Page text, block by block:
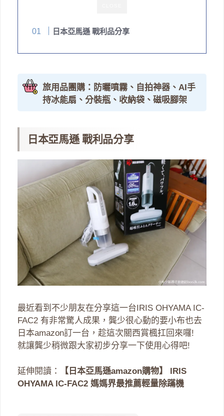
日本亞馬遜 戰利品分享
旅用品團購：防曬噴霧、自拍神器、AI手
持冰能扇、分裝瓶、收納袋、磁吸腳架
日本亞馬遜 戰利品分享
最近看到不少朋友在分享這一台IRIS OHYAMA IC-
FAC2 有非常驚人成果，龔少很心動的要小布也去
日本amazon訂一台，趁這次關西賞楓扛回來囉!
就讓龔少稍微跟大家初步分享一下使用心得吧!
延伸閱讀：
【日本亞馬遜amazon購物】 IRIS
OHYAMA IC-FAC2 媽媽界最推薦輕量除蹣機